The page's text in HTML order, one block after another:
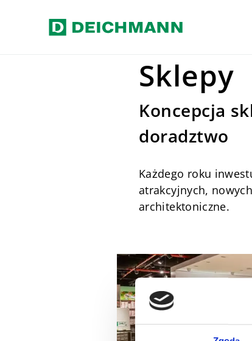
Przejdź do głównej treściHome Firma
Sklepy
Koncepcja
doradztwo
Każdego roku
atrakcyjnych,
architektoniczne.